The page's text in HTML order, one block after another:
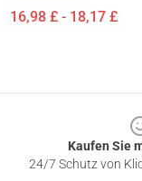
16,98 £ - 18,17 £
Kaufen Sie
24/7 Schutz von